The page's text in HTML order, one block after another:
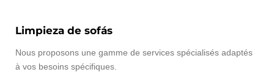
Limpieza de sofás
Nous proposons une gamme de services spécialisés adaptés
à vos besoins spécifiques.